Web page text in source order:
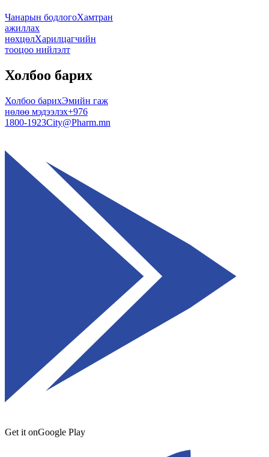
Чанарын бодлогоХамтран
ажиллах
нөхцөлХарилцагчийн
тооцоо нийлэлт
Холбоо барих
Холбоо барихЭмийн гаж
нөлөө мэдээлэх+976
1800-1923City@Pharm.mn
Get it onGoogle Play